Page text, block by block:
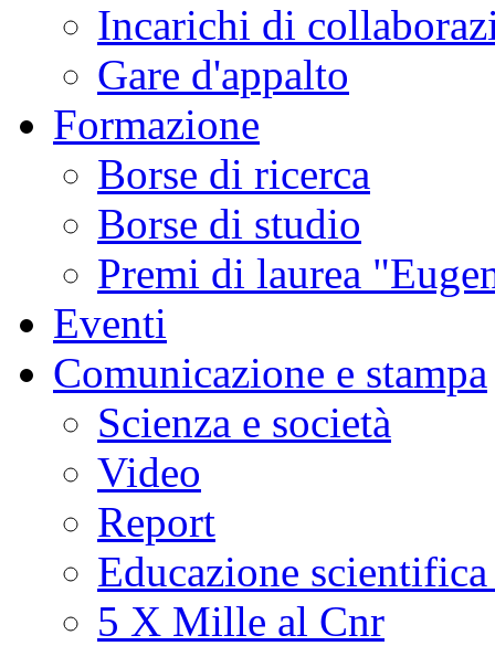
Incarichi di
Gare d'appalto
Formazione
Borse di ricerca
Borse di studio
Premi di laurea
Eventi
Comunicazione e stampa
Scienza e società
Video
Report
Educazione
5 X Mille al Cnr